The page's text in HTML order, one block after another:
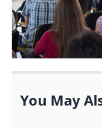
You May